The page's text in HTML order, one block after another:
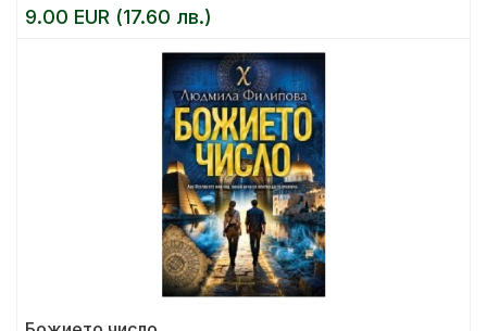
9.00 EUR (17.60 лв.)